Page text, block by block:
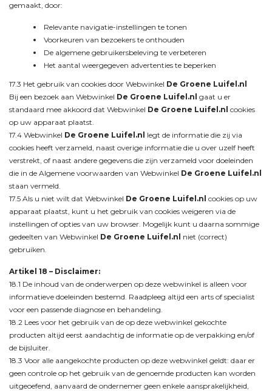
gemaakt, door:
Relevante navigatie-instellingen te tonen
Voorkeuren van bezoekers te onthouden
De algemene gebruikersbeleving te verbeteren
Het aantal weergegeven advertenties te beperken
17.3 Het gebruik van cookies door Webwinkel De Groene Luifel.nl
Bij een bezoek aan Webwinkel De Groene Luifel.nl gaat u er
standaard mee akkoord dat Webwinkel De Groene Luifel.nl cookies
op uw apparaat plaatst.
17.4 Webwinkel De Groene Luifel.nl legt de informatie die zij via
cookies heeft verzameld, naast overige informatie die u over uzelf heeft
verstrekt, of naast andere gegevens die zijn verzameld voor doeleinden
die in de Algemene voorwaarden van Webwinkel De Groene Luifel.nl
staan vermeld.
17.5 Als u niet wilt dat Webwinkel De Groene Luifel.nl cookies op uw
apparaat plaatst, kunt u het gebruik van cookies weigeren via de
instellingen of opties van uw browser. Mogelijk kunt u daarna sommige
gedeelten van Webwinkel De Groene Luifel.nl niet (correct)
gebruiken.
Artikel 18 – Disclaimer:
18.1 De inhoud van de onderwerpen op deze webwinkel is alleen voor
informatieve doeleinden bestemd. Raadpleeg altijd een arts of specialist
voor een passende diagnose en behandeling.
18.2 Lees voor het gebruik van de op deze webwinkel gekochte
producten altijd eerst aandachtig de informatie op de verpakking en/of
de bijsluiter.
18.3 Voor alle aangekochte producten op deze webwinkel geldt: daar er
geen controle op het gebruik van de genoemde producten kan worden
uitgeoefend, aanvaard de ondernemer geen enkele aansprakelijkheid,